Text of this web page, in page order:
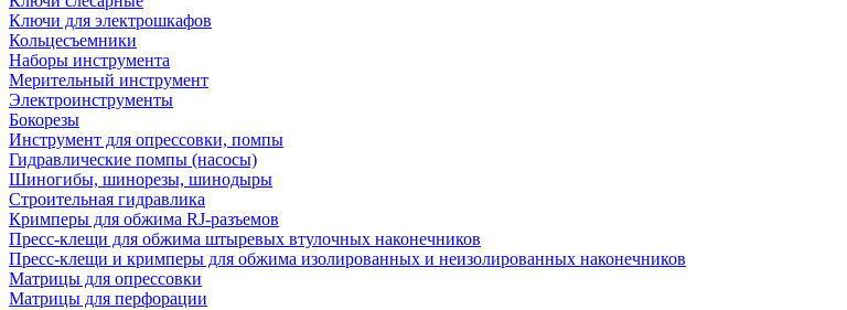
Ключи для электрошкафов
Кольцесъемники
Наборы инструмента
Мерительный инструмент
Электроинструменты
Бокорезы
Инструмент для опрессовки, помпы
Гидравлические помпы (насосы)
Шиногибы, шинорезы, шинодыры
Строительная гидравлика
Кримперы для обжима RJ-разъемов
Пресс-клещи для обжима штыревых втулочных наконечников
Пресс-клещи и кримперы для обжима изолированных и неизолированных наконечников
Матрицы для опрессовки
Матрицы для перфорации